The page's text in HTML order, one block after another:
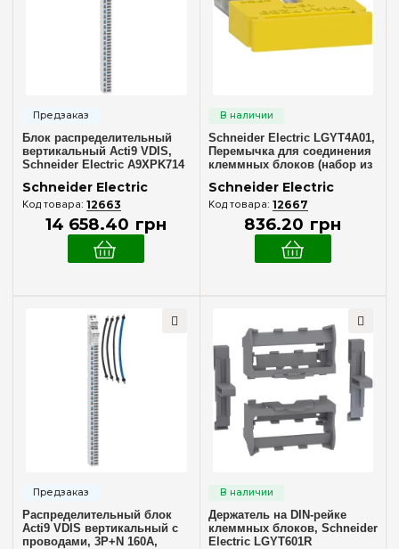
Степень защиты IP
Дверь
Без дверцы
Белая(2)
Ширина, мм
Очистить выбор
Блок распределительный
вертикальный Acti9 VDIS,
Schneider Electric A9XPK714
Schneider Electric
12663
14 658.40 грн
Schneider Electric LGYT4A01,
Перемычка для соединения
клеммных блоков (набор из
Schneider Electric
12667
836.20 грн
Распределительный блок
Acti9 VDIS вертикальный с
проводами, 3P+N 160A,
Держатель на DIN-рейке
клеммных блоков, Schneider
Electric LGYT601R